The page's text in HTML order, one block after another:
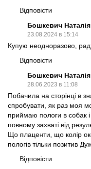
Відповісти
Бошкевич Наталія
23.08.2024 в 15:14
Купую неодноразово,
Відповісти
Бошкевич Наталія
28.06.2023 в 11:08
Побачила на сторінці в
спробувати, як раз моя
приймаю пологи в собак і
повному захваті від
Що плаценти, що колір
пологів тільки позитив
Відповісти